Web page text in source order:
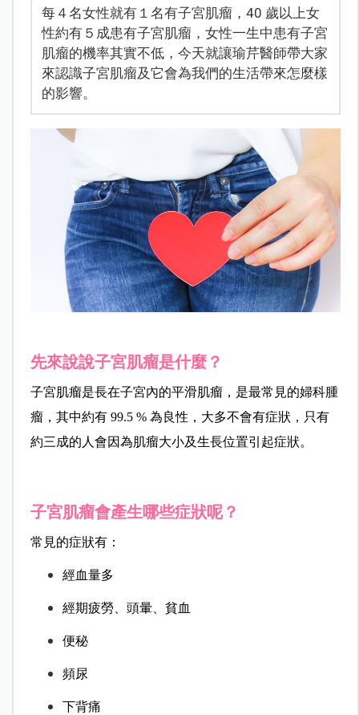
每４名女性就有１名有子宮肌瘤，40 歲以上女
性約有５成患有子宮肌瘤，女性一生中患有子宮
肌瘤的機率其實不低，今天就讓瑜芹醫師帶大家
來認識子宮肌瘤及它會為我們的生活帶來怎麼樣
的影響。
先來說說子宮肌瘤是什麼？
子宮肌瘤是長在子宮內的平滑肌瘤，是最常見的婦科腫
瘤， 其中約有 99.5 % 為良性，大多不會有症狀， 只有
約三成的人會因為肌瘤大小及生長位置引起症狀。
子宮肌瘤會產生哪些症狀呢？
常見的症狀有：
經血量多
經期疲勞、頭暈、貧血
便秘
頻尿
下背痛